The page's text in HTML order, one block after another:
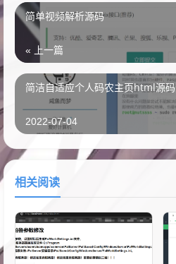
简单视频解析源码
« 上一篇
简洁自适应个人码农主页html源码
2022-07-04
相关阅读